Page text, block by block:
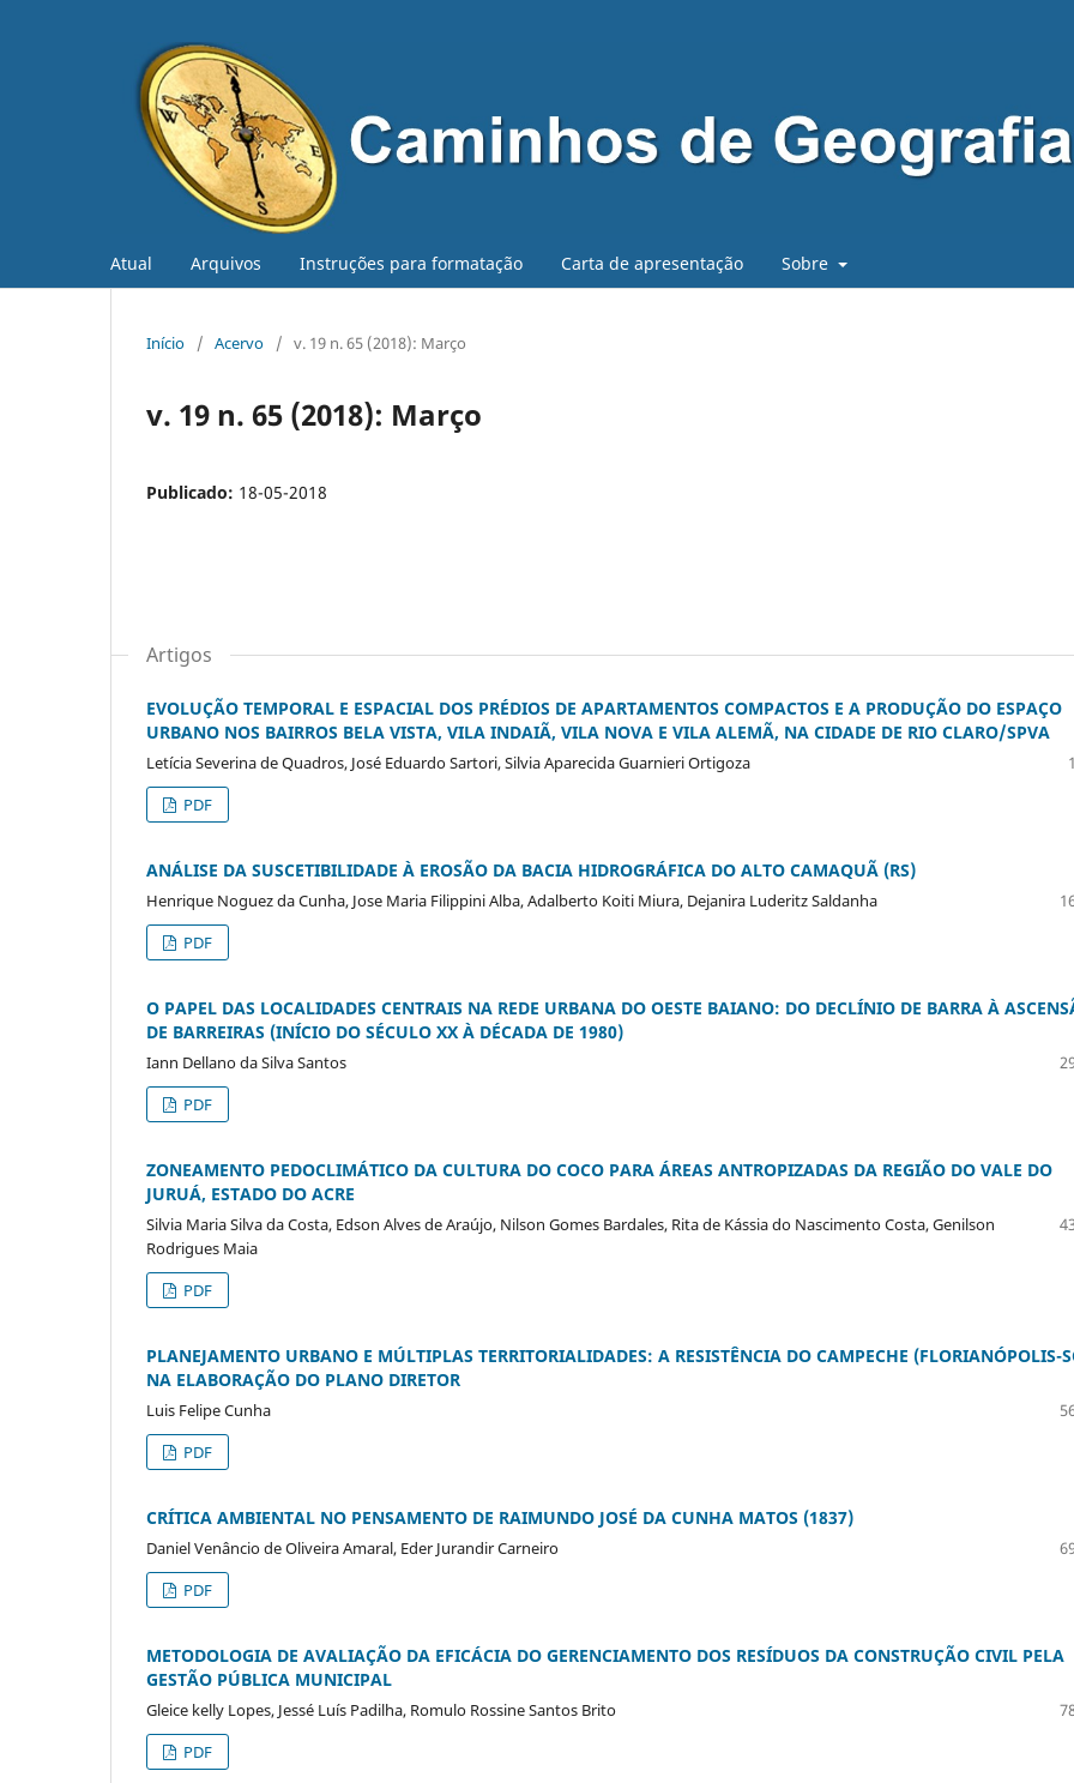
Atual Arquivos Instruções para formatação Carta de apresentação Sobre
Início / Acervo / v. 19 n. 65 (2018): Março
v. 19 n. 65 (2018): Março
Publicado: 18-05-2018
Artigos
EVOLUÇÃO TEMPORAL E ESPACIAL DOS PRÉDIOS DE APARTAMENTOS COMPACTOS E A PRODUÇÃO DO ESPAÇO
URBANO NOS BAIRROS BELA VISTA, VILA INDAIÃ, VILA NOVA E VILA ALEMÃ, NA CIDADE DE RIO CLARO/SPVA
Letícia Severina de Quadros, José Eduardo Sartori, Silvia Aparecida Guarnieri Ortigoza
PDF
ANÁLISE DA SUSCETIBILIDADE À EROSÃO DA BACIA HIDROGRÁFICA DO ALTO CAMAQUÃ (RS)
Henrique Noguez da Cunha, Jose Maria Filippini Alba, Adalberto Koiti Miura, Dejanira Luderitz Saldanha
PDF
O PAPEL DAS LOCALIDADES CENTRAIS NA REDE URBANA DO OESTE BAIANO: DO DECLÍNIO DE BARRA À
DE BARREIRAS (INÍCIO DO SÉCULO XX À DÉCADA DE 1980)
Iann Dellano da Silva Santos
PDF
ZONEAMENTO PEDOCLIMÁTICO DA CULTURA DO COCO PARA ÁREAS ANTROPIZADAS DA REGIÃO DO VALE DO
JURUÁ, ESTADO DO ACRE
Silvia Maria Silva da Costa, Edson Alves de Araújo, Nilson Gomes Bardales, Rita de Kássia do Nascimento Costa, Genilson
Rodrigues Maia
PDF
PLANEJAMENTO URBANO E MÚLTIPLAS TERRITORIALIDADES: A RESISTÊNCIA DO CAMPECHE (FLORIANÓPOLIS-
NA ELABORAÇÃO DO PLANO DIRETOR
Luis Felipe Cunha
PDF
CRÍTICA AMBIENTAL NO PENSAMENTO DE RAIMUNDO JOSÉ DA CUNHA MATOS (1837)
Daniel Venâncio de Oliveira Amaral, Eder Jurandir Carneiro
PDF
METODOLOGIA DE AVALIAÇÃO DA EFICÁCIA DO GERENCIAMENTO DOS RESÍDUOS DA CONSTRUÇÃO CIVIL PELA
GESTÃO PÚBLICA MUNICIPAL
Gleice kelly Lopes, Jessé Luís Padilha, Romulo Rossine Santos Brito
PDF